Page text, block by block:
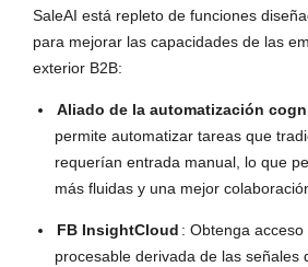
SaleAI está repleto de funciones
para mejorar las capacidades de las
exterior B2B:
Aliado de la automatización
permite automatizar tareas que
requerían entrada manual, lo que
más fluidas y una mejor
FB InsightCloud : Obtenga
procesable derivada de las señales